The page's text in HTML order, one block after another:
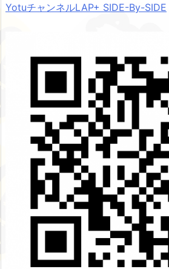
YotuチャンネルLAP+ SIDE-By-SIDE